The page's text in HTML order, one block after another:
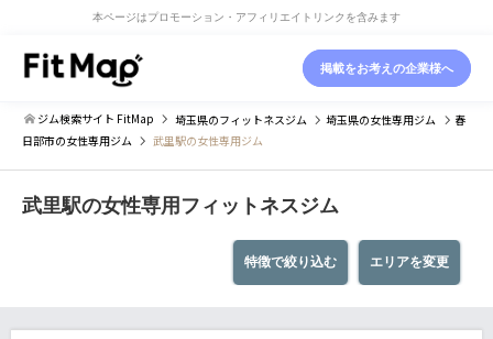
本ページはプロモーション・アフィリエイトリンクを含みます
掲載をお考えの企業様へ
ジム検索サイト FitMap 埼玉県のフィットネスジム 埼玉県の女性専用ジム
春
日部市の女性専用ジム 武里駅の女性専用ジム
武里駅の女性専用フィットネスジム
エリアを変更
特徴で絞り込む